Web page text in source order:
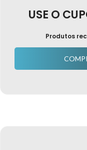
USE O
Produtos